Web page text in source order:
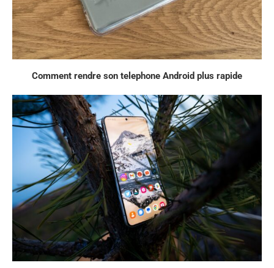
Comment rendre son telephone Android plus rapide